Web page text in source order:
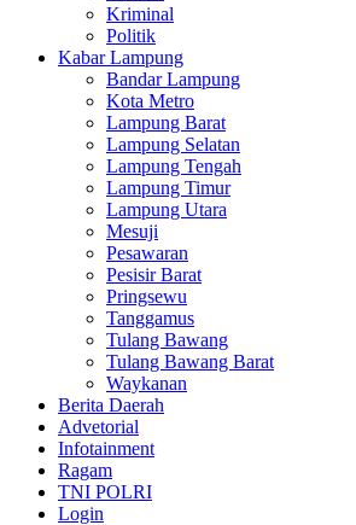
Kriminal
Politik
Kabar Lampung
Bandar Lampung
Kota Metro
Lampung Barat
Lampung Selatan
Lampung Tengah
Lampung Timur
Lampung Utara
Mesuji
Pesawaran
Pesisir Barat
Pringsewu
Tanggamus
Tulang Bawang
Tulang Bawang Barat
Waykanan
Berita Daerah
Advetorial
Infotainment
Ragam
TNI POLRI
Login